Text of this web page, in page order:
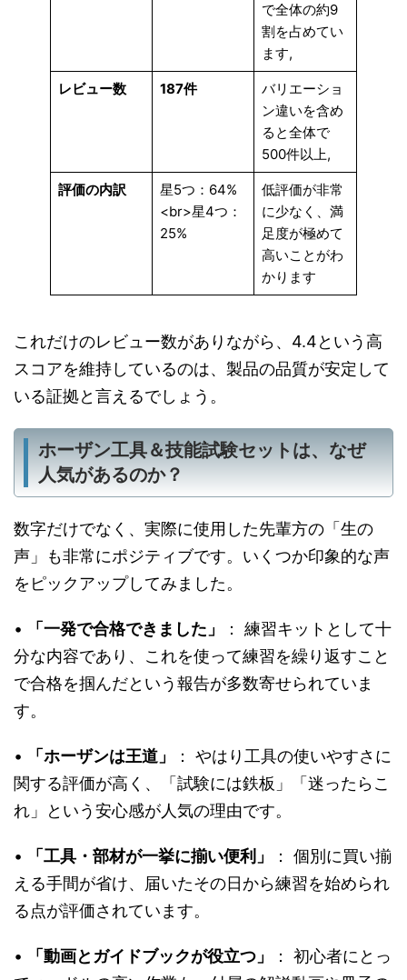
で全体の約9
割を占めてい
ます,
レビュー数 187件
バリエーショ
ン違いを含め
ると全体で
500件以上,
評価の内訳
星5つ：64%
<br>星4つ：
25%
低評価が非常
に少なく、満
足度が極めて
高いことがわ
かります
これだけのレビュー数がありながら、4.4という高
スコアを維持しているのは、製品の品質が安定して
いる証拠と言えるでしょう。
ホーザン工具＆技能試験セットは、なぜ
人気があるのか？
数字だけでなく、実際に使用した先輩方の「生の
声」も非常にポジティブです。いくつか印象的な声
をピックアップしてみました。
• 「一発で合格できました」
： 練習キットとして十
分な内容であり、これを使って練習を繰り返すこと
で合格を掴んだという報告が多数寄せられていま
す。
• 「ホーザンは王道」
： やはり工具の使いやすさに
関する評価が高く、「試験には鉄板」「迷ったらこ
れ」という安心感が人気の理由です。
• 「工具・部材が一挙に揃い便利」
： 個別に買い揃
える手間が省け、届いたその日から練習を始められ
る点が評価されています。
• 「動画とガイドブックが役立つ」
： 初心者にとっ